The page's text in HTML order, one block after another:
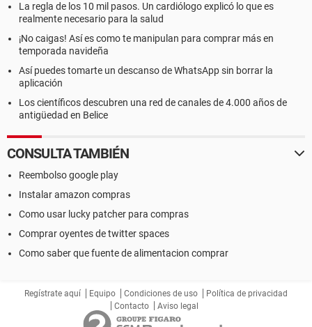
La regla de los 10 mil pasos. Un cardiólogo explicó lo que es
realmente necesario para la salud
¡No caigas! Así es como te manipulan para comprar más en
temporada navideña
Así puedes tomarte un descanso de WhatsApp sin borrar la
aplicación
Los científicos descubren una red de canales de 4.000 años de
antigüedad en Belice
CONSULTA TAMBIÉN
Reembolso google play
Instalar amazon compras
Como usar lucky patcher para compras
Comprar oyentes de twitter spaces
Como saber que fuente de alimentacion comprar
Regístrate aquí Equipo Condiciones de uso
Política de privacidad
Contacto
Aviso legal